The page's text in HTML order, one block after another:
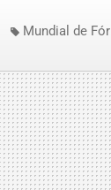
Mundial de